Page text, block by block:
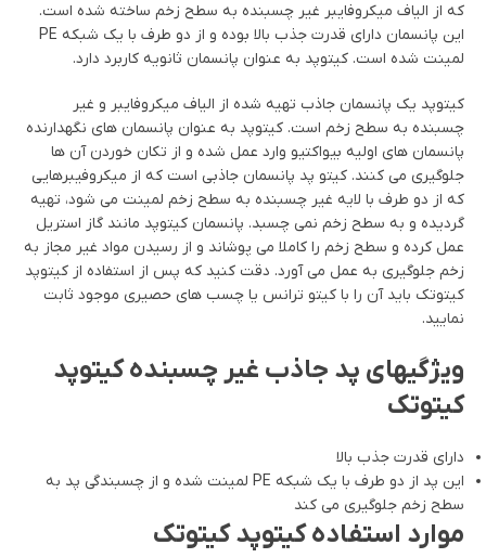
که از الیاف میکروفایبر غیر چسبنده به سطح زخم ساخته شده است.
این پانسمان دارای قدرت جذب بالا بوده و از دو طرف با یک شبکه PE
لمینت شده است. کیتوپد به عنوان پانسمان ثانویه کاربرد دارد.
کیتوپد یک پانسمان جاذب تهیه شده از الیاف میکروفایبر و غیر
چسبنده به سطح زخم است. کیتوپد به عنوان پانسمان های نگهدارنده
پانسمان های اولیه بیواکتیو وارد عمل شده و از تکان خوردن آن ها
جلوگیری می کنند. کیتو پد پانسمان جاذبی است که از میکروفیبرهایی
که از دو طرف با لایه غیر چسبنده به سطح زخم لمینت می شود، تهیه
گردیده و به سطح زخم نمی چسبد. پانسمان کیتوپد مانند گاز استریل
عمل کرده و سطح زخم را کاملا می پوشاند و از رسیدن مواد غیر مجاز به
زخم جلوگیری به عمل می آورد. دقت کنید که پس از استفاده از کیتوپد
کیتوتک باید آن را با کیتو ترانس یا چسب های حصیری موجود ثابت
نمایید.
ویژگیهای پد جاذب غیر چسبنده کیتوپد
کیتوتک
دارای قدرت جذب بالا
این پد از دو طرف با یک شبکه PE لمینت شده و از چسبندگی پد به
سطح زخم جلوگیری می کند
موارد استفاده کیتوپد کیتوتک